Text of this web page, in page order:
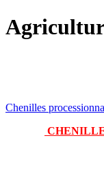
Chenilles